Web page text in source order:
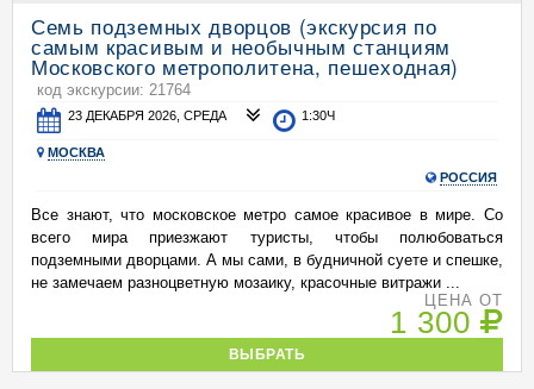
Семь подземных дворцов (экскурсия по
самым красивым и необычным станциям
Московского метрополитена, пешеходная)
код экскурсии: 21764
23 ДЕКАБРЯ 2026, СРЕДА 1:30Ч
МОСКВА
РОССИЯ
Все знают, что московское метро самое красивое в мире. Со
всего мира приезжают туристы, чтобы полюбоваться
подземными дворцами. А мы сами, в будничной суете и спешке,
не замечаем разноцветную мозаику, красочные витражи ...
ЦЕНА ОТ
1 300
ВЫБРАТЬ